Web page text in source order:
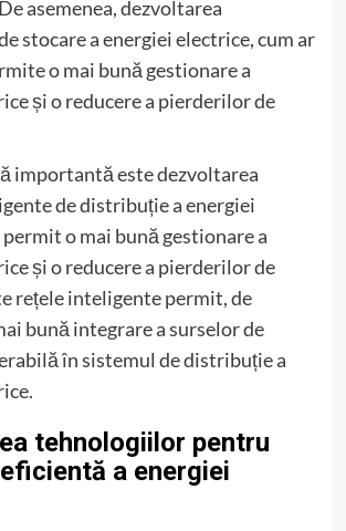
asemenea, dezvoltarea
stocare a energiei electrice, cum ar
o mai bună gestionare a
și o reducere a pierderilor de
importantă este dezvoltarea
de distribuție a energiei
o mai bună gestionare a
și o reducere a pierderilor de
rețele inteligente permit, de
bună integrare a surselor de
în sistemul de distribuție a
tehnologiilor pentru
a energiei